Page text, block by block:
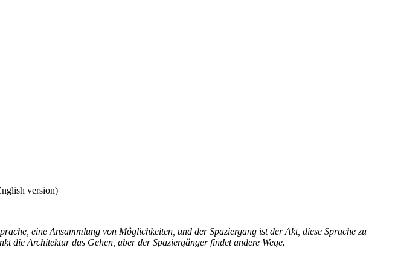
version)
eine Ansammlung von Möglichkeiten, und der Spaziergang ist der Akt, diese Sprache zu
die Architektur das Gehen, aber der Spaziergänger findet andere Wege.